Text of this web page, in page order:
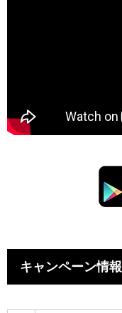
キャンペーン情報